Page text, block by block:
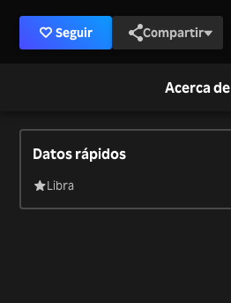
Seguir Compartir
Acerca de
Datos rápidos
Libra